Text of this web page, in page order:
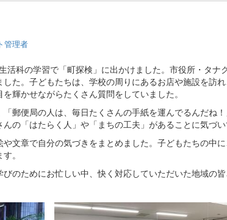
管理者
科の学習で「町探検」に出かけました。市役所・タナ
た。子どもたちは、学校の周りにあるお店や施設を訪
輝かせながらたくさん質問をしていました。
「郵便局の人は、毎日たくさんの手紙を運んでるんだね
の「はたらく人」や「まちの工夫」があることに気づい
文章で自分の気づきをまとめました。子どもたちの中
。
のためにお忙しい中、快く対応していただいた地域の皆